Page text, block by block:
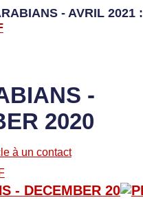
- AVRIL 2021 :
-
2020
- DECEMBER 20